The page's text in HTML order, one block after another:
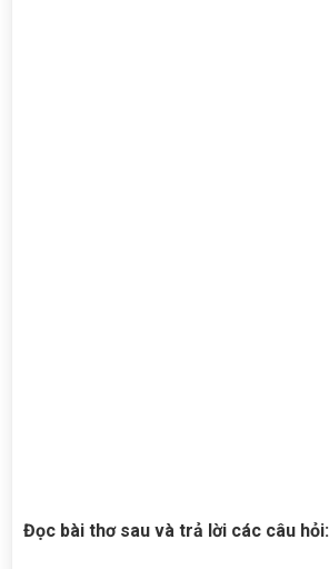
Đọc bài thơ sau và trả lời các câu hỏi: